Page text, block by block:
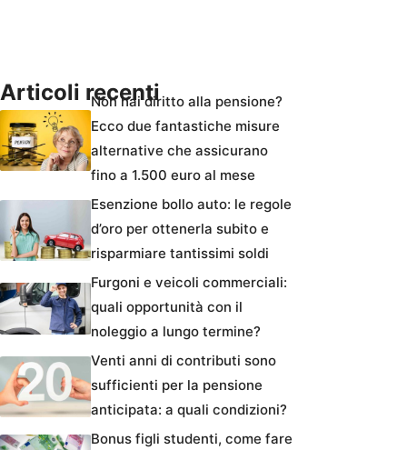
Articoli recentiNon hai diritto alla pensione?
Ecco due fantastiche misure
alternative che assicurano
fino a 1.500 euro al mese
Esenzione bollo auto: le regole
d’oro per ottenerla subito e
risparmiare tantissimi soldi
Furgoni e veicoli commerciali:
quali opportunità con il
noleggio a lungo termine?
Venti anni di contributi sono
sufficienti per la pensione
anticipata: a quali condizioni?
Bonus figli studenti, come fare